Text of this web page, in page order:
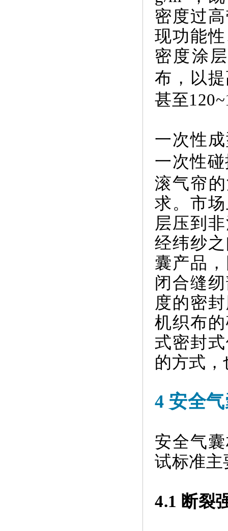
密度过
现功能
密度涂
布，以
甚至
一次性
一次性
滚气帘
求。市
层压到
经纬纱
囊产品
闭合缝
度的密
机织布
式密封
的方式
4 安全
安全气
试标准主
4.1 断裂